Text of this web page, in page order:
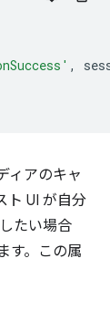
,
ィアのキャ
ト UI が自分
たい場合
す。この属